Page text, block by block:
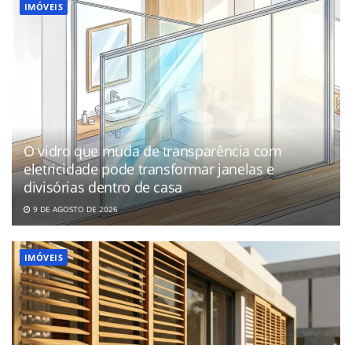
IMÓVEIS
O vidro que muda de transparência com
eletricidade pode transformar janelas e
divisórias dentro de casa
9 DE AGOSTO DE 2026
IMÓVEIS